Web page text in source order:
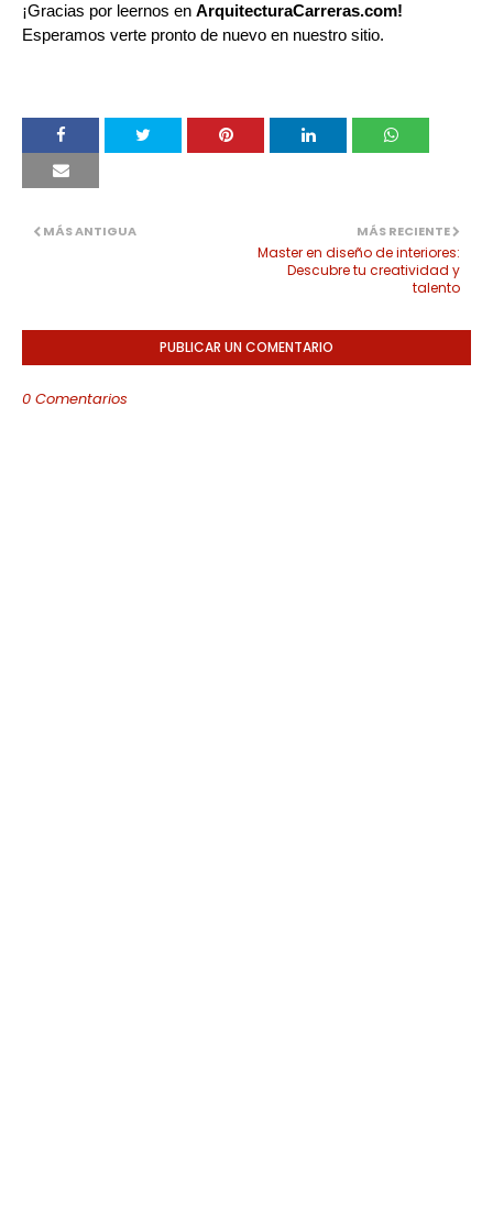
¡Gracias por leernos en ArquitecturaCarreras.com!
Esperamos verte pronto de nuevo en nuestro sitio.
MÁS RECIENTE
Master en diseño de interiores:
Descubre tu creatividad y
talento
MÁS ANTIGUA
PUBLICAR UN COMENTARIO
0 Comentarios